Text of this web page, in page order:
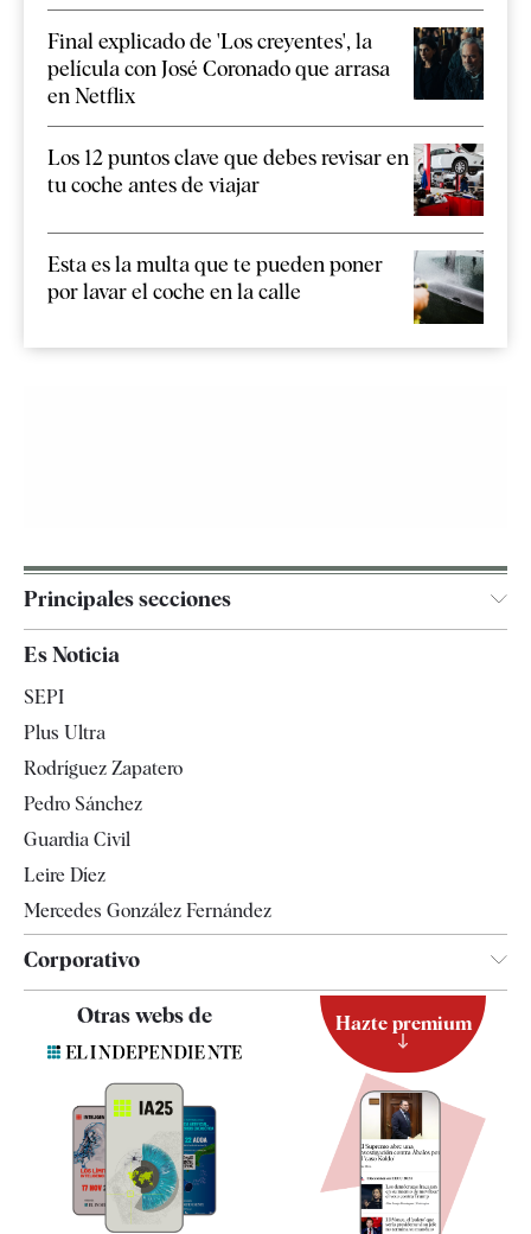
Final explicado de 'Los creyentes', la
película con José Coronado que arrasa
en Netflix
Los 12 puntos clave que debes revisar en
tu coche antes de viajar
Esta es la multa que te pueden poner
por lavar el coche en la calle
Principales secciones
España
Televisión
Es Noticia
SEPI
Plus Ultra
Rodríguez Zapatero
Pedro Sánchez
Guardia Civil
Leire Díez
Mercedes González Fernández
Corporativo
Contacto
Quiénes somos
Especificaciones
Otras webs de Hazte premium